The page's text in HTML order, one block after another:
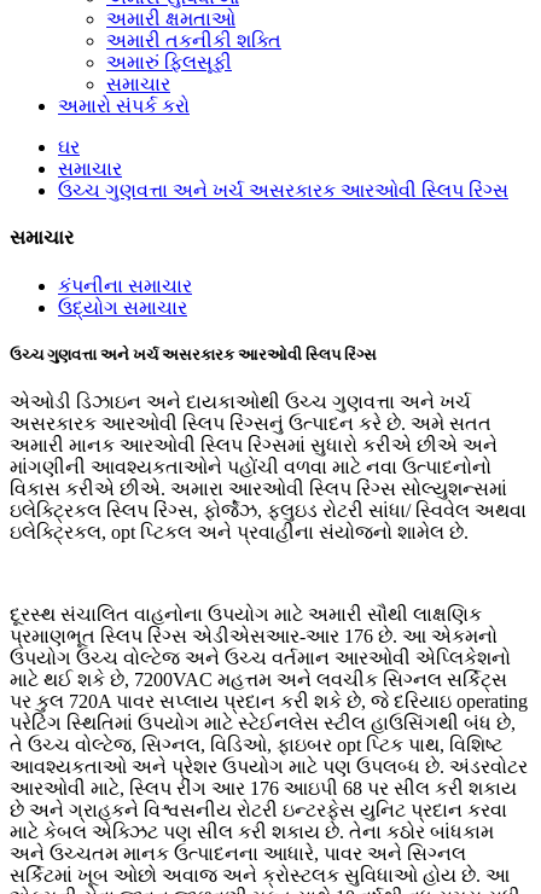
અમારી ક્ષમતાઓ
અમારી તકનીકી શક્તિ
અમારું ફિલસૂફી
સમાચાર
અમારો સંપર્ક કરો
ઘર
સમાચાર
ઉચ્ચ ગુણવત્તા અને ખર્ચ અસરકારક આરઓવી સ્લિપ રિંગ્સ
સમાચાર
કંપનીના સમાચાર
ઉદ્યોગ સમાચાર
ઉચ્ચ ગુણવત્તા અને ખર્ચ અસરકારક આરઓવી સ્લિપ રિંગ્સ
એઓડી ડિઝાઇન અને દાયકાઓથી ઉચ્ચ ગુણવત્તા અને ખર્ચ
અસરકારક આરઓવી સ્લિપ રિંગ્સનું ઉત્પાદન કરે છે. અમે સતત
અમારી માનક આરઓવી સ્લિપ રિંગ્સમાં સુધારો કરીએ છીએ અને
માંગણીની આવશ્યકતાઓને પહોંચી વળવા માટે નવા ઉત્પાદનોનો
વિકાસ કરીએ છીએ. અમારા આરઓવી સ્લિપ રિંગ્સ સોલ્યુશન્સમાં
ઇલેક્ટ્રિકલ સ્લિપ રિંગ્સ, ફોર્જેઝ, ફ્લુઇડ રોટરી સાંધા/ સ્વિવેલ અથવા
ઇલેક્ટ્રિકલ, opt પ્ટિકલ અને પ્રવાહીના સંયોજનો શામેલ છે.
દૂરસ્થ સંચાલિત વાહનોના ઉપયોગ માટે અમારી સૌથી લાક્ષણિક
પ્રમાણભૂત સ્લિપ રિંગ્સ એડીએસઆર-આર 176 છે. આ એકમનો
ઉપયોગ ઉચ્ચ વોલ્ટેજ અને ઉચ્ચ વર્તમાન આરઓવી એપ્લિકેશનો
માટે થઈ શકે છે, 7200VAC મહત્તમ અને લવચીક સિગ્નલ સર્કિટ્સ
પર કુલ 720A પાવર સપ્લાય પ્રદાન કરી શકે છે, જે દરિયાઇ operating
પરેટિંગ સ્થિતિમાં ઉપયોગ માટે સ્ટેઈનલેસ સ્ટીલ હાઉસિંગથી બંધ છે,
તે ઉચ્ચ વોલ્ટેજ, સિગ્નલ, વિડિઓ, ફાઇબર opt પ્ટિક પાથ, વિશિષ્ટ
આવશ્યકતાઓ અને પ્રેશર ઉપયોગ માટે પણ ઉપલબ્ધ છે. અંડરવોટર
આરઓવી માટે, સ્લિપ રીંગ આર 176 આઇપી 68 પર સીલ કરી શકાય
છે અને ગ્રાહકને વિશ્વસનીય રોટરી ઇન્ટરફેસ યુનિટ પ્રદાન કરવા
માટે કેબલ એક્ઝિટ પણ સીલ કરી શકાય છે. તેના કઠોર બાંધકામ
અને ઉચ્ચતમ માનક ઉત્પાદનના આધારે, પાવર અને સિગ્નલ
સર્કિટમાં ખૂબ ઓછો અવાજ અને ક્રોસ્ટલક સુવિધાઓ હોય છે. આ